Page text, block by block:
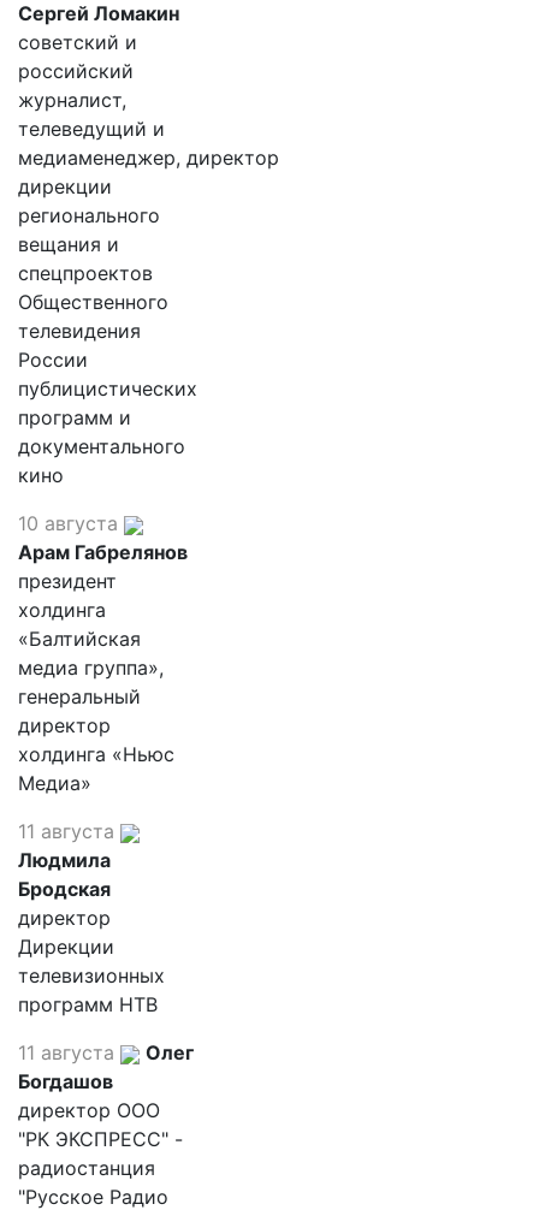
Сергей Ломакин
советский и
российский
журналист,
телеведущий и
медиаменеджер, директор
дирекции
регионального
вещания и
спецпроектов
Общественного
телевидения
России
публицистических
программ и
документального
кино
10 августа
Арам Габрелянов
президент
холдинга
«Балтийская
медиа группа»,
генеральный
директор
холдинга «Ньюс
Медиа»
11 августа
Людмила
Бродская
директор
Дирекции
телевизионных
программ НТВ
11 августа
Олег
Богдашов
директор ООО
"РК ЭКСПРЕСС" -
радиостанция
"Русское Радио